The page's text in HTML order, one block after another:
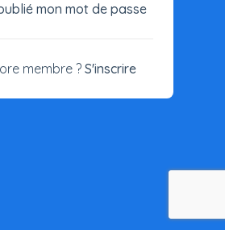
mon mot de passe
membre ? S'inscrire